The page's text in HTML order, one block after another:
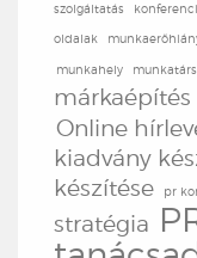
szolgáltatás
oldalak
munkahely
márkaépítés
Online
kiadvány
készítése
pr
stratégia